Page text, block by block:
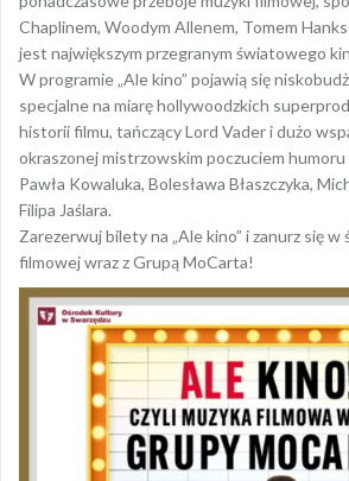
Chaplinem, Woodym Allenem, Tomem
jest największym przegranym światowego
W programie „Ale kino” pojawią się
specjalne na miarę hollywoodzkich
historii filmu, tańczący Lord Vader i dużo
okraszonej mistrzowskim poczuciem
Pawła Kowaluka, Bolesława Błaszczyka,
Filipa Jaślara.
Zarezerwuj bilety na „Ale kino” i zanurz się
filmowej wraz z Grupą MoCarta!